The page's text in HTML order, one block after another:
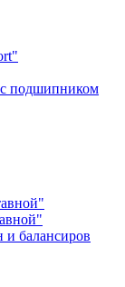
подшипником
и балансиров